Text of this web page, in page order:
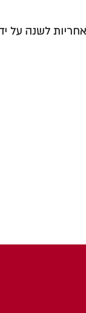
אחריות לשנה על